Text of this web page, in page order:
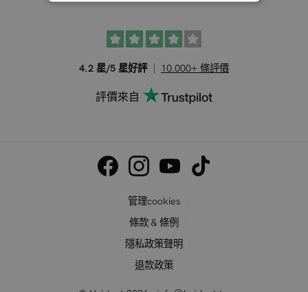
4.2 星/5 星好評 10.000+ 條評價
評價來自
管理cookies
條款 & 條例
隱私政策聲明
退款政策